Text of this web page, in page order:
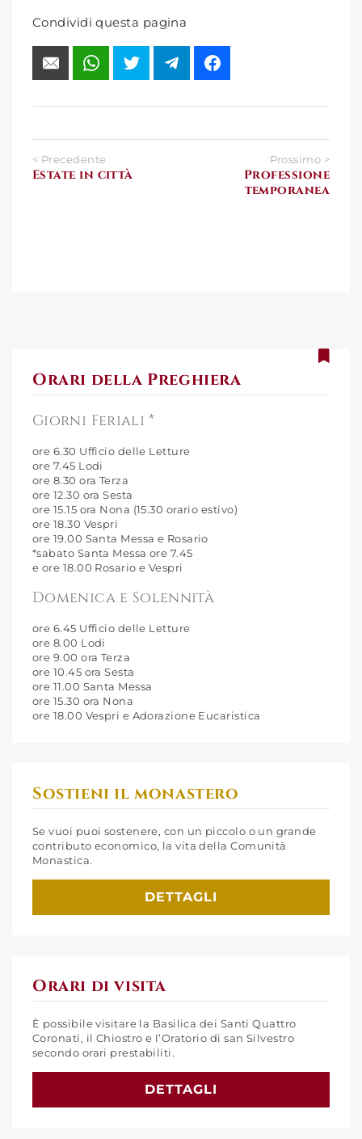
Condividi questa pagina
< Precedente
Estate in città
Prossimo >
Professione
temporanea
Orari della Preghiera
Giorni Feriali *
ore 6.30 Ufficio delle Letture
ore 7.45 Lodi
ore 8.30 ora Terza
ore 12.30 ora Sesta
ore 15.15 ora Nona (15.30 orario estivo)
ore 18.30 Vespri
ore 19.00 Santa Messa e Rosario
*sabato Santa Messa ore 7.45
e ore 18.00 Rosario e Vespri
Domenica e Solennità
ore 6.45 Ufficio delle Letture
ore 8.00 Lodi
ore 9.00 ora Terza
ore 10.45 ora Sesta
ore 11.00 Santa Messa
ore 15.30 ora Nona
ore 18.00 Vespri e Adorazione Eucaristica
Sostieni il monastero
Se vuoi puoi sostenere, con un piccolo o un grande
contributo economico, la vita della Comunità
Monastica.
DETTAGLI
Orari di visita
È possibile visitare la Basilica dei Santi Quattro
Coronati, il Chiostro e l’Oratorio di san Silvestro
secondo orari prestabiliti.
DETTAGLI